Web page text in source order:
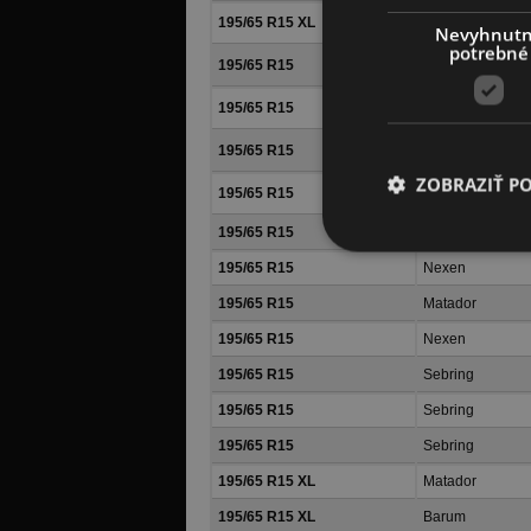
195/65 R15 XL
195/65 R15 BFGoodrich
195/65 R15 Continental
195/65 R15
195/65 R15 Continental
195/65 R15
195/65 R15 Nexen
195/65 R15 Matador
195/65 R15 Nexen
195/65 R15 Sebring
195/65 R15 Sebring
195/65 R15 Sebring
195/65 R15 XL Matador
195/65 R15 XL Barum
potrebné
ZOBRAZIŤ